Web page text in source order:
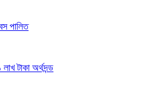
পালিত
টাকা অর্থদন্ড